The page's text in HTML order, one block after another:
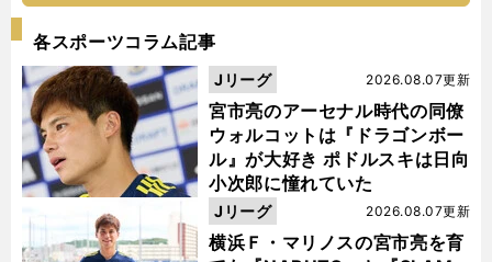
各スポーツコラム記事
宮市亮のアーセナル時代の同僚
ウォルコットは『ドラゴンボー
ル』が大好き ポドルスキは日向
小次郎に憧れていた
2026.08.07更新
Jリーグ
横浜Ｆ・マリノスの宮市亮を育
2026.08.07更新
Jリーグ